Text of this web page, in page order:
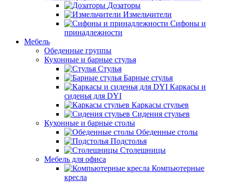
Дозаторы
Измельчители
Сифоны и
принадлежности
Мебель
Обеденные группы
Кухонные и барные стулья
Стулья
Барные стулья
Каркасы и
сиденья для DYI
Каркасы стульев
Сидения стульев
Кухонные и барные столы
Обеденные столы
Подстолья
Столешницы
Мебель для офиса
Компьютерные
кресла